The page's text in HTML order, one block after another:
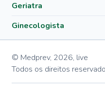
Geriatra
Ginecologista
© Medprev, 2026, live
Todos os direitos